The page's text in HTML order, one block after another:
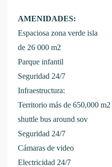
AMENIDADES:
Espaciosa zona verde isla
de 26 000 m2
Parque infantil
Seguridad 24/7
Infraestructura:
Territorio más de 650,000 m2
shuttle bus around sov
Seguridad 24/7
Cámaras de video
Electricidad 24/7